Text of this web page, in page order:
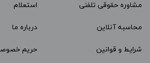
مشاوره حقوقی تلفنی استعلام
محاسبه آنلاین درباره ما
شرایط و قوانین حریم